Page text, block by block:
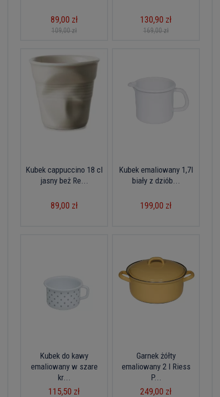
89,00 zł
109,00 zł
130,90 zł
169,00 zł
Kubek cappuccino 18 cl
jasny beż Re...
89,00 zł
Kubek emaliowany 1,7l
biały z dziób...
199,00 zł
Kubek do kawy
emaliowany w szare
kr...
115,50 zł
Garnek żółty
emaliowany 2 l Riess
P...
249,00 zł